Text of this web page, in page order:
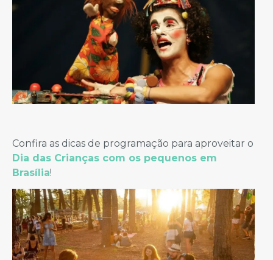
Confira as dicas de programação para aproveitar o
Dia das Crianças com os pequenos em
Brasília!